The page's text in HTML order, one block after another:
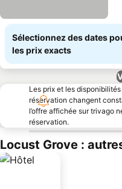
Sélectionnez des dates
les prix exacts
Les prix et les
réservation changent
l’offre affichée sur trivago
réservation.
Locust Grove :